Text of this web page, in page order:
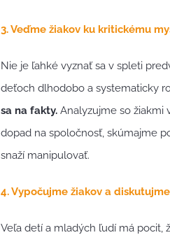
3. Veďme žiakov ku kritickému
Nie je ľahké vyznať sa v spleti
deťoch dlhodobo a systematicky
sa na fakty. Analyzujme so žiakmi
dopad na spoločnosť, skúmajme
snaží manipulovať.
4. Vypočujme žiakov a
Veľa detí a mladých ľudí má pocit,